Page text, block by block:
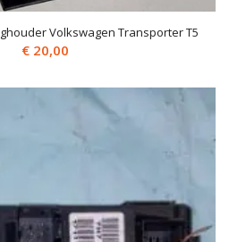
Volkswagen Transporter T5
€ 20,00